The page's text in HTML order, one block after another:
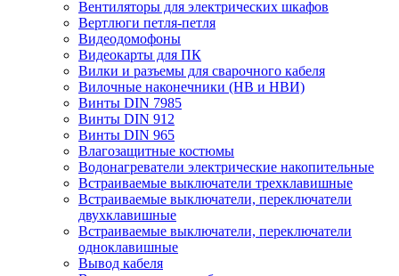
Вентиляторы для электрических шкафов
Вертлюги петля-петля
Видеодомофоны
Видеокарты для ПК
Вилки и разъемы для сварочного кабеля
Вилочные наконечники (НВ и НВИ)
Винты DIN 7985
Винты DIN 912
Винты DIN 965
Влагозащитные костюмы
Водонагреватели электрические накопительные
Встраиваемые выключатели трехклавишные
Встраиваемые выключатели, переключатели
двухклавишные
Встраиваемые выключатели, переключатели
одноклавишные
Вывод кабеля